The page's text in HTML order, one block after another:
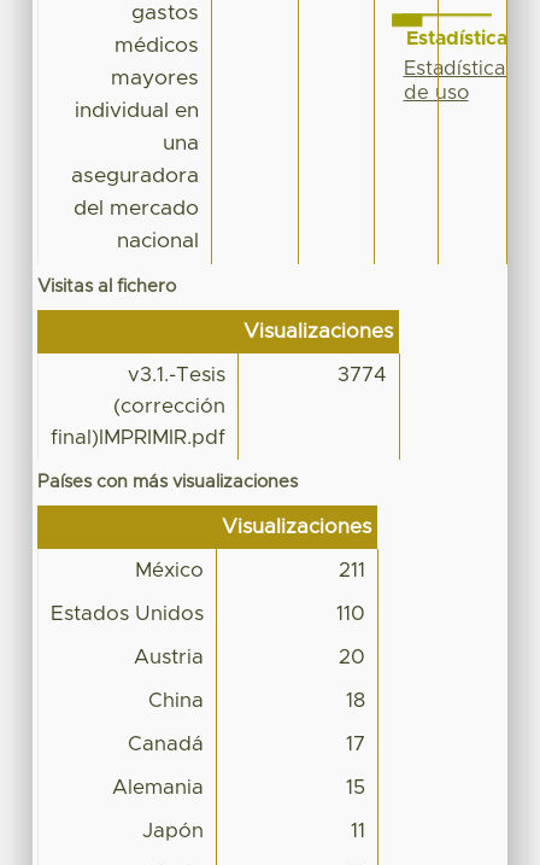
gastos
médicos
mayores
individual en
una
aseguradora
del mercado
nacional
Visitas al fichero
Visualizaciones
v3.1.-Tesis
(corrección
final)IMPRIMIR.pdf
3774
Países con más visualizaciones
Visualizaciones
México 211
Estados Unidos 110
Austria 20
China 18
Canadá 17
Alemania 15
Japón 11
Estadísticas
Estadísticas
de uso